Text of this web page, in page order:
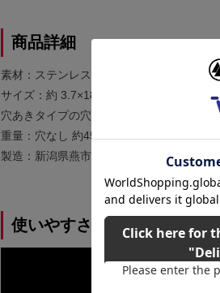
商品詳細
素材：ステンレス（黒酸化発色加工）
サイズ：約 3.7×18cm
穴あきタイプの穴径：約4mm
重量：穴なし 約45g、穴あき 約42g
製造：新潟県燕市
使いやすさを動画でチェック